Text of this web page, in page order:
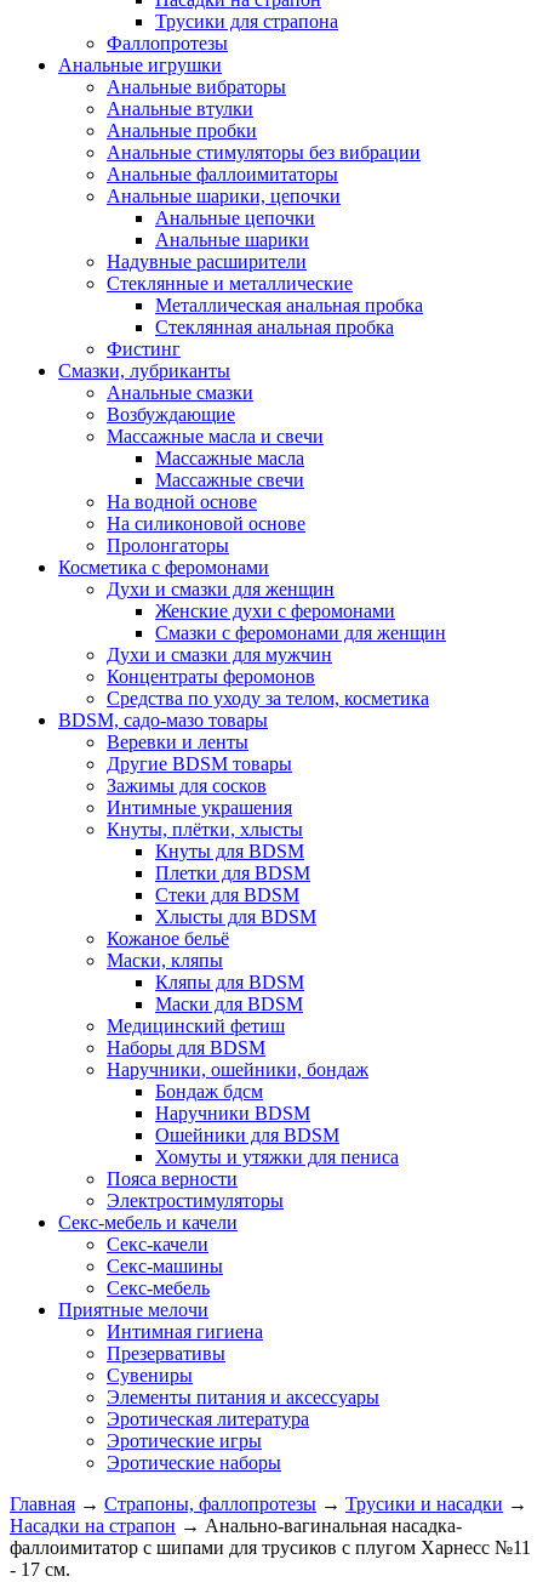
Трусики для страпона
Фаллопротезы
Анальные игрушки
Анальные вибраторы
Анальные втулки
Анальные пробки
Анальные стимуляторы без вибрации
Анальные фаллоимитаторы
Анальные шарики, цепочки
Анальные цепочки
Анальные шарики
Надувные расширители
Стеклянные и металлические
Металлическая анальная пробка
Стеклянная анальная пробка
Фистинг
Смазки, лубриканты
Анальные смазки
Возбуждающие
Массажные масла и свечи
Массажные масла
Массажные свечи
На водной основе
На силиконовой основе
Пролонгаторы
Косметика с феромонами
Духи и смазки для женщин
Женские духи с феромонами
Смазки с феромонами для женщин
Духи и смазки для мужчин
Концентраты феромонов
Средства по уходу за телом, косметика
BDSM, садо-мазо товары
Веревки и ленты
Другие BDSM товары
Зажимы для сосков
Интимные украшения
Кнуты, плётки, хлысты
Кнуты для BDSM
Плетки для BDSM
Стеки для BDSM
Хлысты для BDSM
Кожаное бельё
Маски, кляпы
Кляпы для BDSM
Маски для BDSM
Медицинский фетиш
Наборы для BDSM
Наручники, ошейники, бондаж
Бондаж бдсм
Наручники BDSM
Ошейники для BDSM
Хомуты и утяжки для пениса
Пояса верности
Электростимуляторы
Секс-мебель и качели
Секс-качели
Секс-машины
Секс-мебель
Приятные мелочи
Интимная гигиена
Презервативы
Сувениры
Элементы питания и аксессуары
Эротическая литература
Эротические игры
Эротические наборы
Главная → Страпоны, фаллопротезы → Трусики и насадки →
Насадки на страпон → Анально-вагинальная насадка-
фаллоимитатор с шипами для трусиков с плугом Харнесс №11
- 17 см.